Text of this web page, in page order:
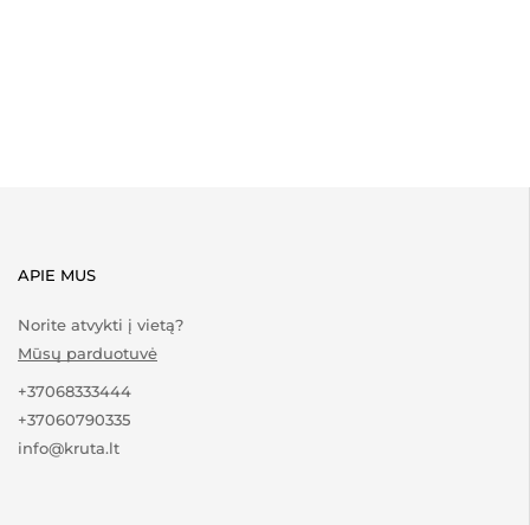
APIE MUS
Norite atvykti į vietą?
Mūsų parduotuvė
+37068333444
+37060790335
info@kruta.lt